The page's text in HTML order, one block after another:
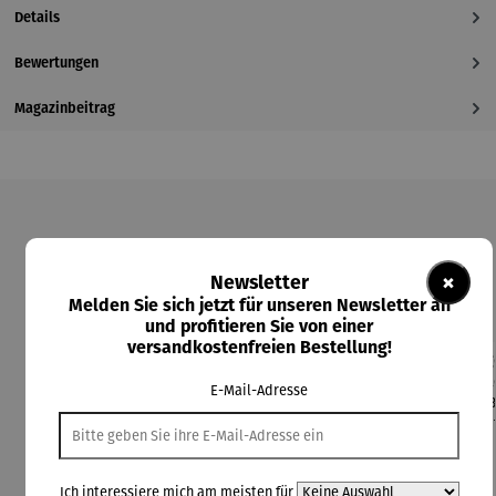
Details
Bewertungen
Magazinbeitrag
Kunden kauften auch
20% gespartRabatt8% gespart
×
Newsletter
Melden Sie sich jetzt für unseren Newsletter an
und profitieren Sie von einer
versandkostenfreien Bestellung!
E-Mail-Adresse
Ich interessiere mich am meisten für